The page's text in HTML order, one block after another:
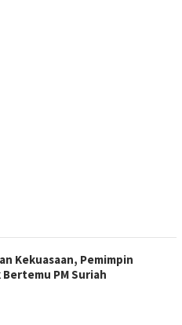
Kekuasaan, Pemimpin
PM Suriah